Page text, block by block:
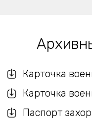
Карточка
Карточка
Паспорт